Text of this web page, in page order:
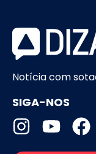
Notícia com
SIGA-NOS